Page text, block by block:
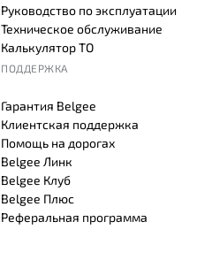
Руководство по эксплуатации
Техническое обслуживание
Калькулятор ТО
ПОДДЕРЖКА
Гарантия Belgee
Клиентская поддержка
Помощь на дорогах
Belgee Линк
Belgee Клуб
Belgee Плюс
Реферальная программа